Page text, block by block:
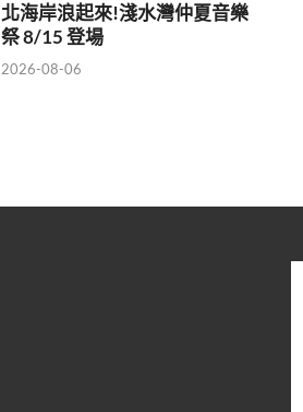
北海岸浪起來!淺水灣仲夏音樂
祭 8/15 登場
2026-08-06